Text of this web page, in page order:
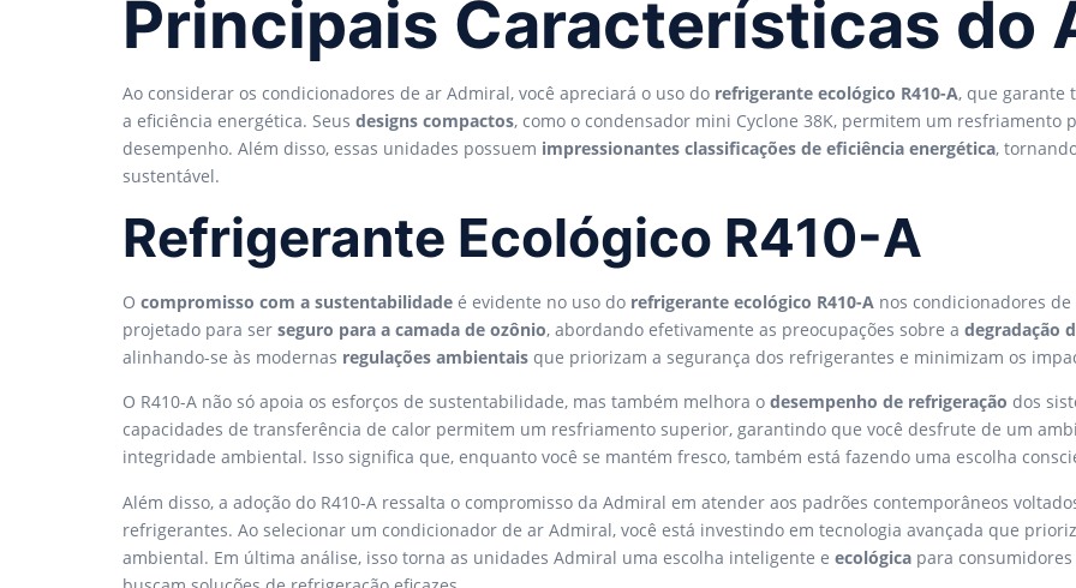
Principais Características do
Ao considerar os condicionadores de ar Admiral, você apreciará o uso do refrigerante ecológico R410-A, que garante
a eficiência energética. Seus designs compactos, como o condensador mini Cyclone 38K, permitem um resfriamento
desempenho. Além disso, essas unidades possuem impressionantes classificações de eficiência energética,
sustentável.
Refrigerante Ecológico R410-A
O compromisso com a sustentabilidade é evidente no uso do refrigerante ecológico R410-A nos condicionadores
projetado para ser seguro para a camada de ozônio, abordando efetivamente as preocupações sobre a degradação
alinhando-se às modernas regulações ambientais que priorizam a segurança dos refrigerantes e minimizam os
O R410-A não só apoia os esforços de sustentabilidade, mas também melhora o desempenho de refrigeração dos
capacidades de transferência de calor permitem um resfriamento superior, garantindo que você desfrute de um
integridade ambiental. Isso significa que, enquanto você se mantém fresco, também está fazendo uma escolha
Além disso, a adoção do R410-A ressalta o compromisso da Admiral em atender aos padrões contemporâneos
refrigerantes. Ao selecionar um condicionador de ar Admiral, você está investindo em tecnologia avançada que
ambiental. Em última análise, isso torna as unidades Admiral uma escolha inteligente e ecológica para